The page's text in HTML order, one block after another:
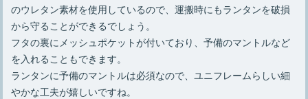
のウレタン素材を使用しているので、運搬時にもランタンを破損
から守ることができるでしょう。
フタの裏にメッシュポケットが付いており、予備のマントルなど
を入れることもできます。
ランタンに予備のマントルは必須なので、ユニフレームらしい細
やかな工夫が嬉しいですね。